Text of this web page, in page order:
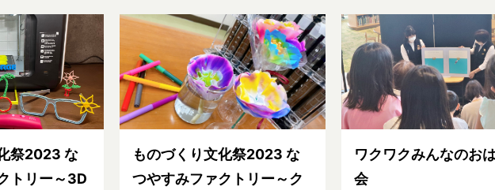
祭2023 な
トリー～3D
ものづくり文化祭2023 な
つやすみファクトリー～ク
ワクワクみんなのお
会